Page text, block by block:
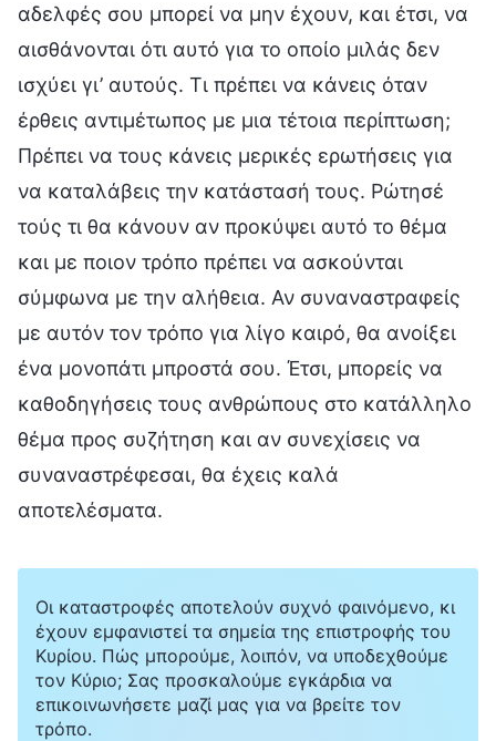
αδελφές σου μπορεί να μην έχουν, και έτσι, να
αισθάνονται ότι αυτό για το οποίο μιλάς δεν
ισχύει γι’ αυτούς. Τι πρέπει να κάνεις όταν
έρθεις αντιμέτωπος με μια τέτοια περίπτωση;
Πρέπει να τους κάνεις μερικές ερωτήσεις για
να καταλάβεις την κατάστασή τους. Ρώτησέ
τούς τι θα κάνουν αν προκύψει αυτό το θέμα
και με ποιον τρόπο πρέπει να ασκούνται
σύμφωνα με την αλήθεια. Αν συναναστραφείς
με αυτόν τον τρόπο για λίγο καιρό, θα ανοίξει
ένα μονοπάτι μπροστά σου. Έτσι, μπορείς να
καθοδηγήσεις τους ανθρώπους στο κατάλληλο
θέμα προς συζήτηση και αν συνεχίσεις να
συναναστρέφεσαι, θα έχεις καλά
αποτελέσματα.
Οι καταστροφές αποτελούν συχνό φαινόμενο, κι
έχουν εμφανιστεί τα σημεία της επιστροφής του
Κυρίου. Πώς μπορούμε, λοιπόν, να υποδεχθούμε
τον Κύριο; Σας προσκαλούμε εγκάρδια να
επικοινωνήσετε μαζί μας για να βρείτε τον
τρόπο.